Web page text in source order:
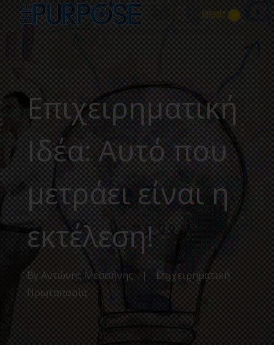
MENU
Επιχειρηματική
Ιδέα: Αυτό που
μετράει είναι η
εκτέλεση!
ByΑντώνης Μεσσήνης |
Επιχειρηματική
Πρωτοπορία